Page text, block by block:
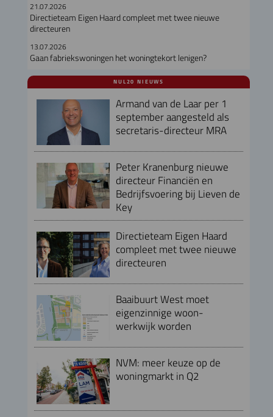
21.07.2026
Directieteam Eigen Haard compleet met twee nieuwe
directeuren
13.07.2026
Gaan fabriekswoningen het woningtekort lenigen?
NUL20 NIEUWS
Armand van de Laar per 1
september aangesteld als
secretaris-directeur MRA
Peter Kranenburg nieuwe
directeur Financiën en
Bedrijfsvoering bij Lieven de
Key
Directieteam Eigen Haard
compleet met twee nieuwe
directeuren
Baaibuurt West moet
eigenzinnige woon-
werkwijk worden
NVM: meer keuze op de
woningmarkt in Q2